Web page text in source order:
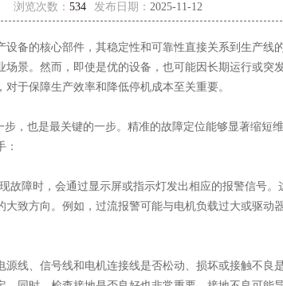
浏览次数： 534 发布日期： 2025-11-12
的核心部件，其稳定性和可靠性直接关系到生产线
景。然而，即使是优的设备，也可能因长期运行或突
于保障生产效率和降低停机成本至关重要。
也是最关键的一步。精准的故障定位能够显著缩短维
障时，会通过显示屏或指示灯发出相应的报警信号。
致方向。例如，过流报警可能与电机负载过大或驱动
、信号线和电机连接线是否松动、损坏或接触不良